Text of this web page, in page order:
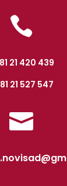

21 420 439
21 527 547
